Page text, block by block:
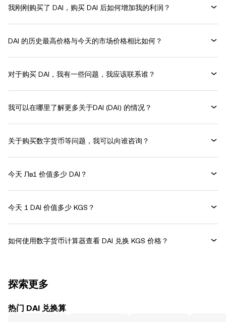
我刚刚购买了 DAI，购买 DAI 后如何增加我的利润？
DAI 的历史最高价格与今天的市场价格相比如何？
对于购买 DAI，我有一些问题，我应该联系谁？
我可以在哪里了解更多关于DAI (DAI) 的情况？
关于购买数字货币等问题，我可以向谁咨询？
今天 Лв1 价值多少 DAI？
今天 1 DAI 价值多少 KGS？
如何使用数字货币计算器查看 DAI 兑换 KGS 价格？
探索更多
热门 DAI 兑换算